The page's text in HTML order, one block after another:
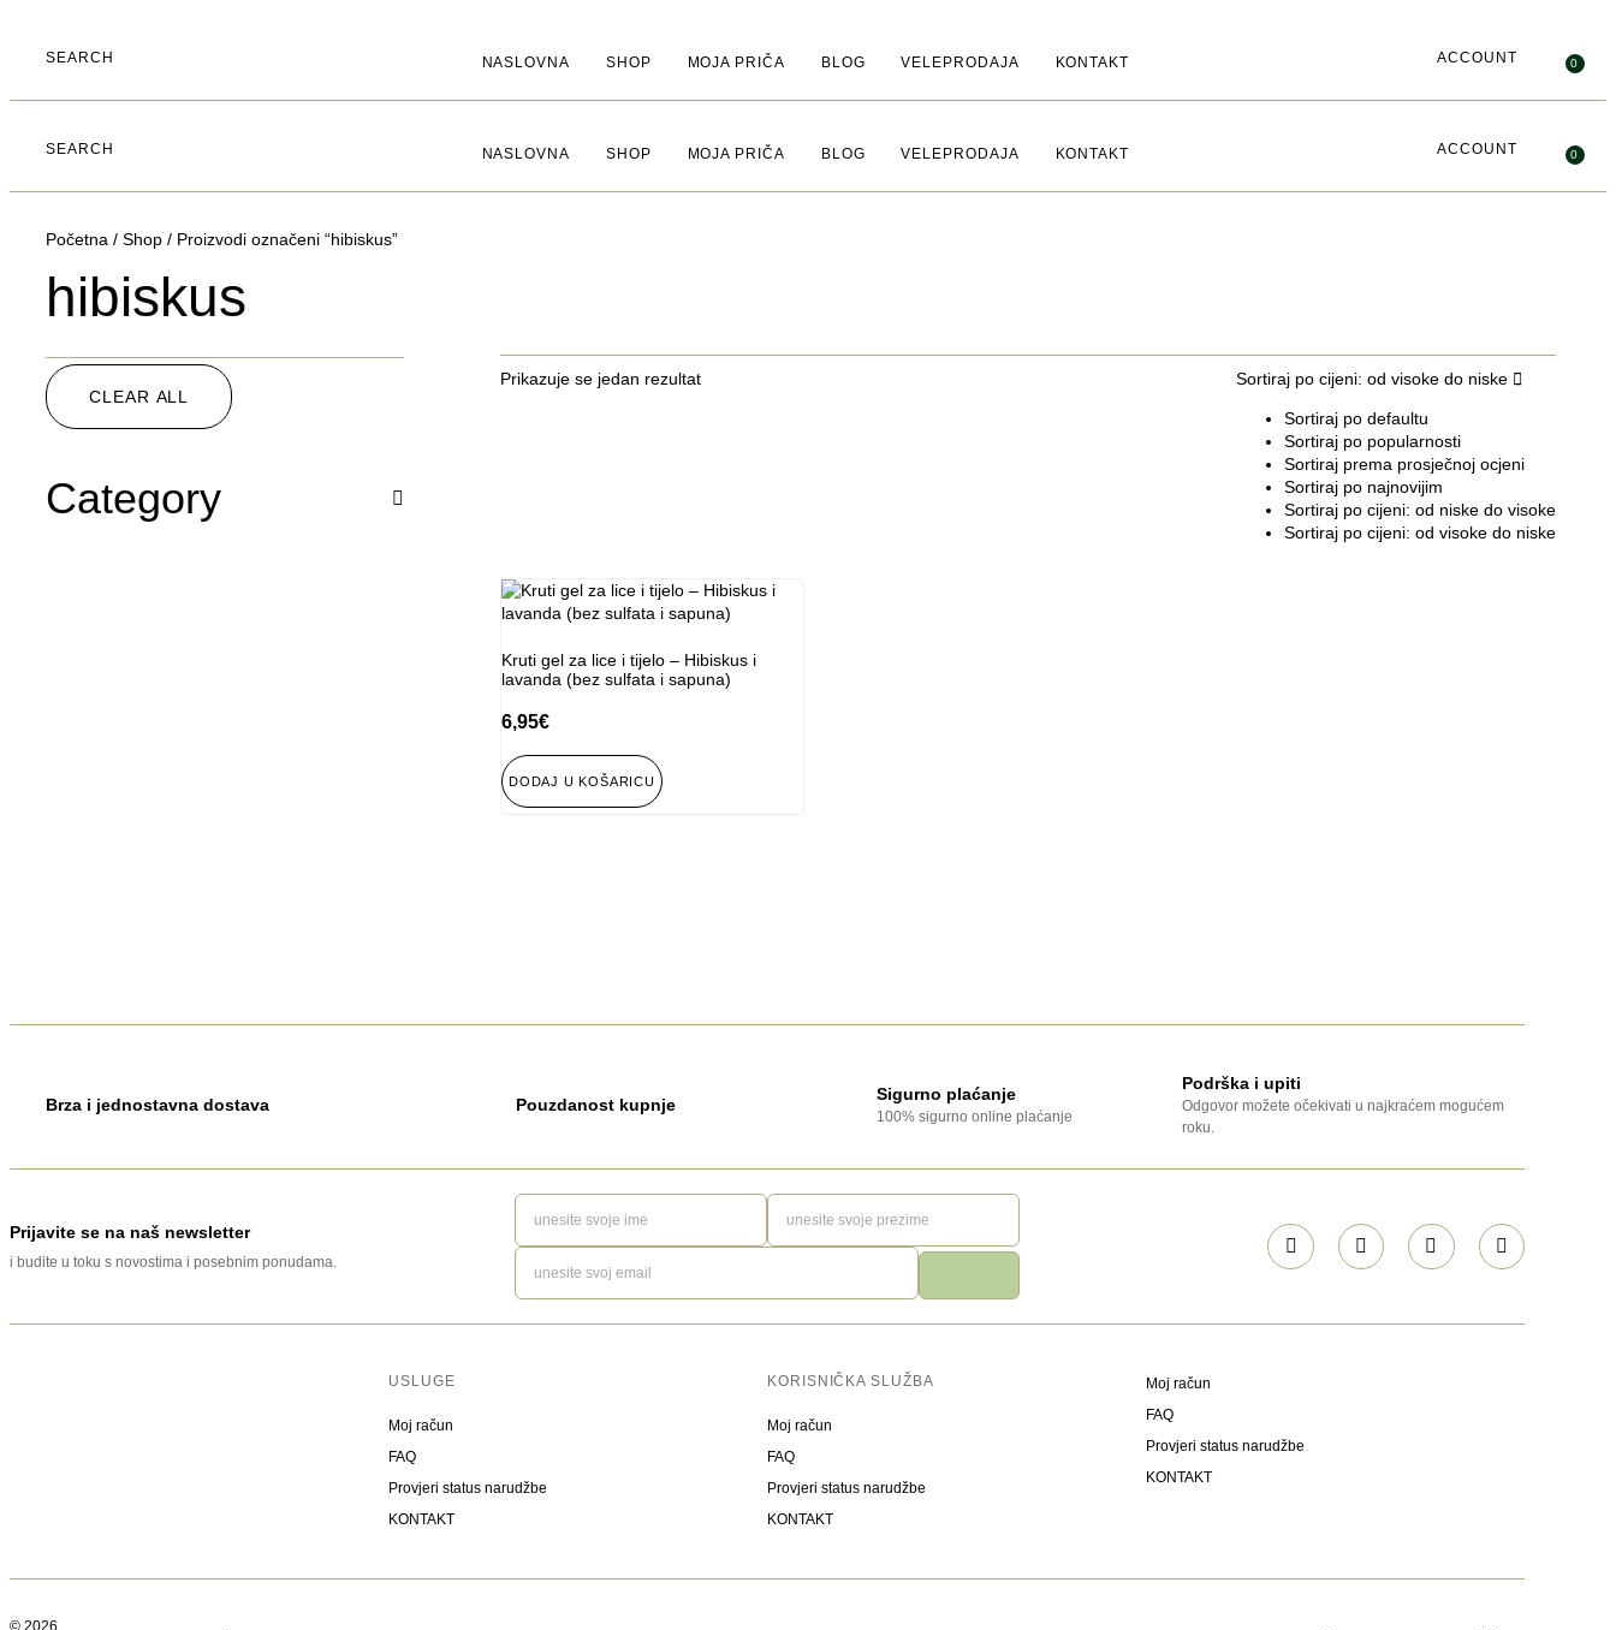
SEARCH NASLOVNA SHOP MOJA PRIČA BLOG VELEPRODAJA KONTAKT ACCOUNT 0
SEARCH NASLOVNA SHOP MOJA PRIČA BLOG VELEPRODAJA KONTAKT ACCOUNT 0
Početna / Shop / Proizvodi označeni “hibiskus”
hibiskus
CLEAR ALL
Category
Prikazuje se jedan rezultat Sortiraj po cijeni: od visoke do niske
Sortiraj po defaultu
Sortiraj po popularnosti
Sortiraj prema prosječnoj ocjeni
Sortiraj po najnovijim
Sortiraj po cijeni: od niske do visoke
Sortiraj po cijeni: od visoke do niske
Kruti gel za lice i tijelo – Hibiskus i
lavanda (bez sulfata i sapuna)
6,95€
DODAJ U KOŠARICU
Brza i jednostavna dostava Pouzdanost kupnje
Sigurno plaćanje
100% sigurno online plaćanje
Podrška i upiti
Odgovor možete očekivati u najkraćem mogućem
roku.
Prijavite se na naš newsletter
i budite u toku s novostima i posebnim ponudama.
USLUGE
Moj račun
FAQ
Provjeri status narudžbe
KONTAKT
KORISNIČKA SLUŽBA
Moj račun
FAQ
Provjeri status narudžbe
KONTAKT
Moj račun
FAQ
Provjeri status narudžbe
KONTAKT
© 2026